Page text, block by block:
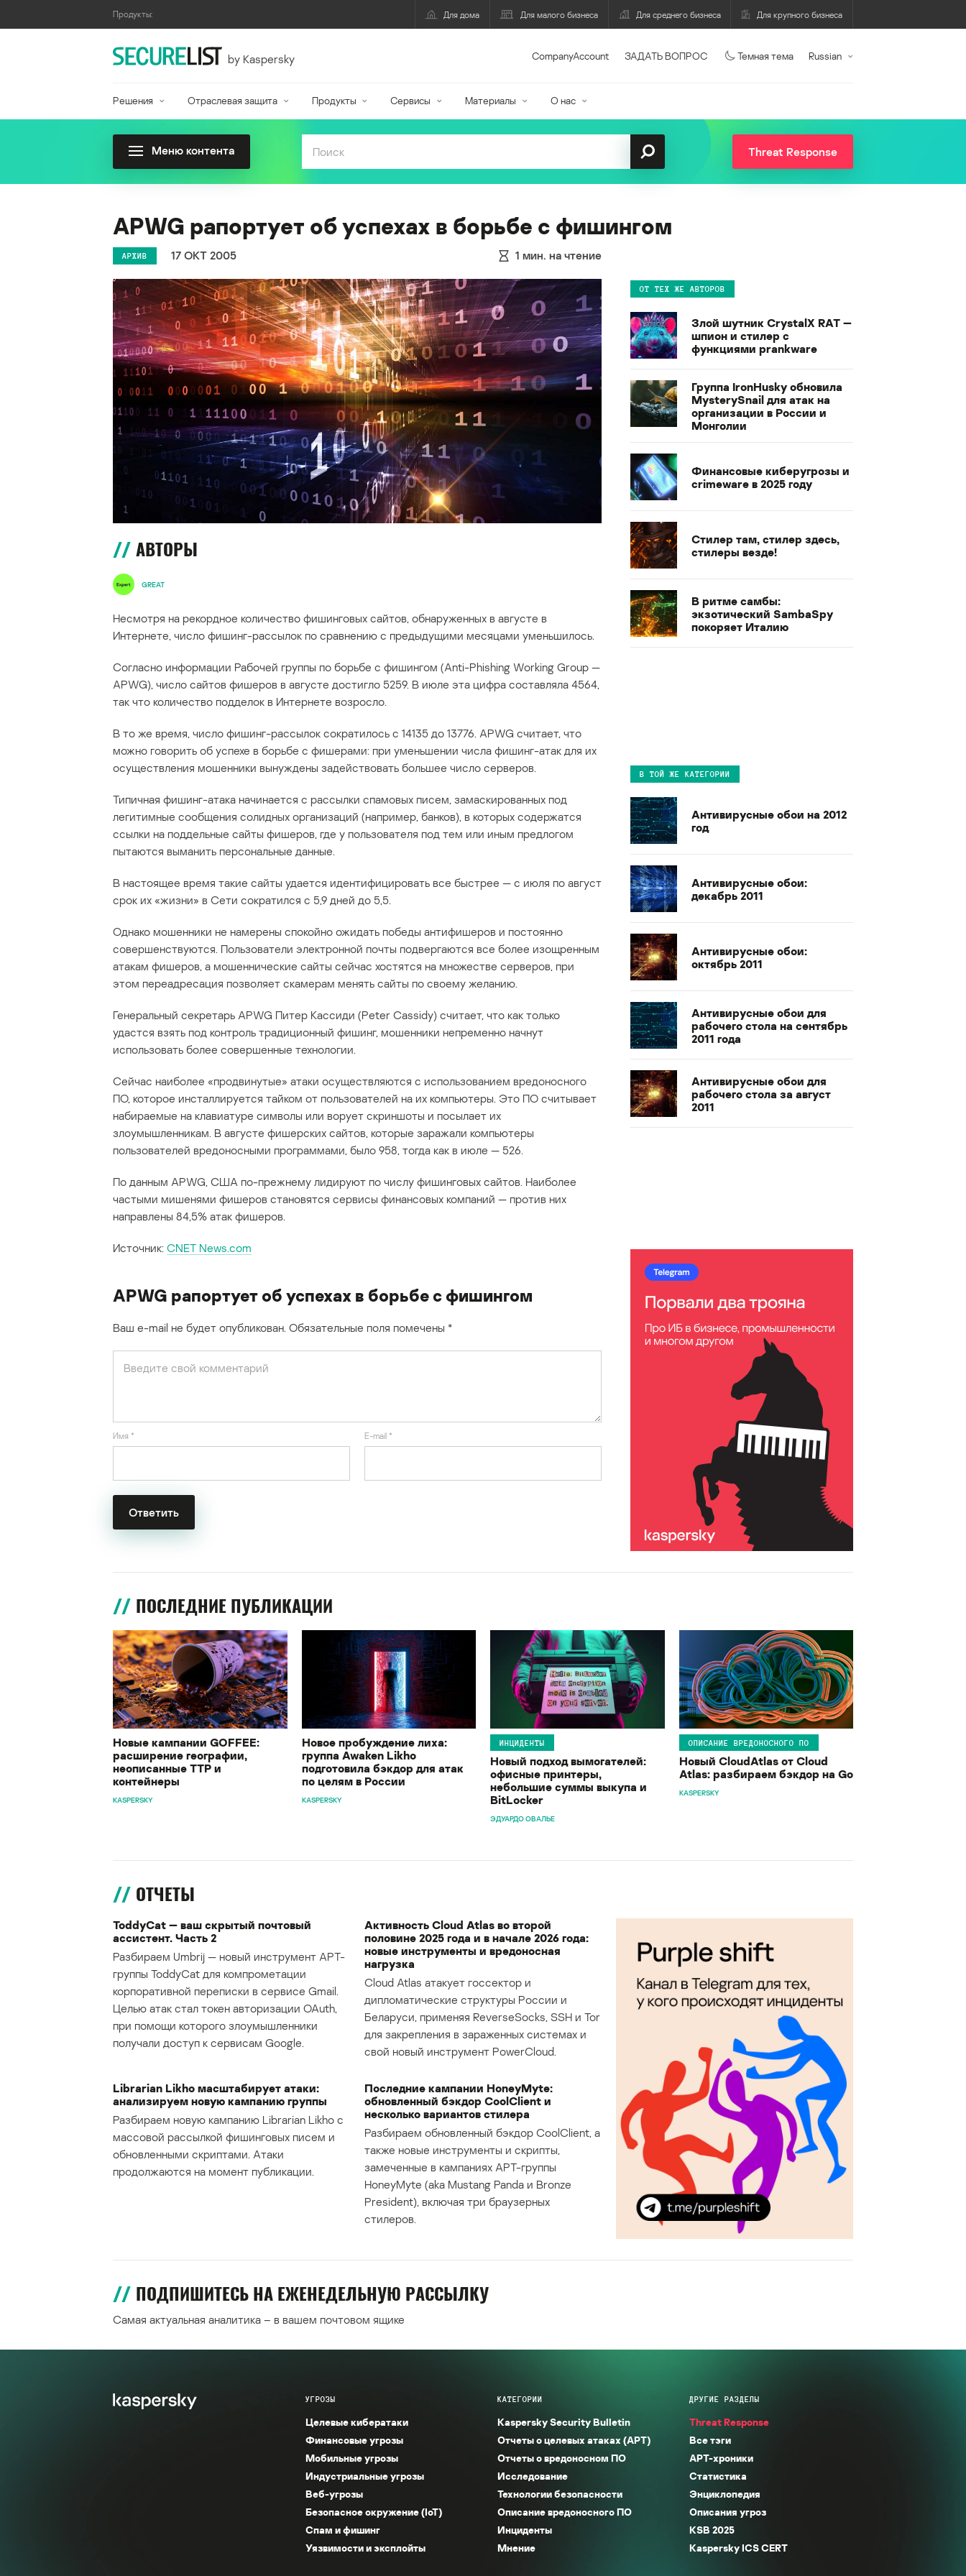
Продукты: Для дома Для малого бизнеса Для среднего бизнеса Для крупного бизнеса
by Kaspersky CompanyAccount ЗАДАТЬ ВОПРОС Темная тема Russian
Решения Отраслевая защита Продукты Сервисы Материалы О нас
Меню контента Threat Response
APWG рапортует об успехах в борьбе с фишингом
АРХИВ 17 ОКТ 2005 1 мин. на чтение
АВТОРЫ
GREAT
Несмотря на рекордное количество фишинговых сайтов, обнаруженных в августе в
Интернете, число фишинг-рассылок по сравнению с предыдущими месяцами уменьшилось.
Согласно информации Рабочей группы по борьбе с фишингом (Anti-Phishing Working Group —
APWG), число сайтов фишеров в августе достигло 5259. В июле эта цифра составляла 4564,
так что количество подделок в Интернете возросло.
В то же время, число фишинг-рассылок сократилось с 14135 до 13776. APWG считает, что
можно говорить об успехе в борьбе с фишерами: при уменьшении числа фишинг-атак для их
осуществления мошенники вынуждены задействовать большее число серверов.
Типичная фишинг-атака начинается с рассылки спамовых писем, замаскированных под
легитимные сообщения солидных организаций (например, банков), в которых содержатся
ссылки на поддельные сайты фишеров, где у пользователя под тем или иным предлогом
пытаются выманить персональные данные.
В настоящее время такие сайты удается идентифицировать все быстрее — с июля по август
срок их «жизни» в Сети сократился с 5,9 дней до 5,5.
Однако мошенники не намерены спокойно ожидать победы антифишеров и постоянно
совершенствуются. Пользователи электронной почты подвергаются все более изощренным
атакам фишеров, а мошеннические сайты сейчас хостятся на множестве серверов, при
этом переадресация позволяет скамерам менять сайты по своему желанию.
Генеральный секретарь APWG Питер Кассиди (Peter Cassidy) считает, что как только
удастся взять под контроль традиционный фишинг, мошенники непременно начнут
использовать более совершенные технологии.
Сейчас наиболее «продвинутые» атаки осуществляются с использованием вредоносного
ПО, которое инсталлируется тайком от пользователей на их компьютеры. Это ПО считывает
набираемые на клавиатуре символы или ворует скриншоты и посылает их
злоумышленникам. В августе фишерских сайтов, которые заражали компьютеры
пользователей вредоносными программами, было 958, тогда как в июле — 526.
По данным APWG, США по-прежнему лидируют по числу фишинговых сайтов. Наиболее
частыми мишенями фишеров становятся сервисы финансовых компаний — против них
направлены 84,5% атак фишеров.
Источник: CNET News.com
APWG рапортует об успехах в борьбе с фишингом
Ваш e-mail не будет опубликован. Обязательные поля помечены *
Имя * E-mail *
ОТ ТЕХ ЖЕ АВТОРОВ
Злой шутник CrystalX RAT —
шпион и стилер с
функциями prankware
Группа IronHusky обновила
MysterySnail для атак на
организации в России и
Монголии
Финансовые киберугрозы и
crimeware в 2025 году
Стилер там, стилер здесь,
стилеры везде!
В ритме самбы:
экзотический SambaSpy
покоряет Италию
В ТОЙ ЖЕ КАТЕГОРИИ
Антивирусные обои на 2012
год
Антивирусные обои:
декабрь 2011
Антивирусные обои:
октябрь 2011
Антивирусные обои для
рабочего стола на сентябрь
2011 года
Антивирусные обои для
рабочего стола за август
2011
ПОСЛЕДНИЕ ПУБЛИКАЦИИ
Новые кампании GOFFEE:
расширение географии,
неописанные TTP и
контейнеры
KASPERSKY
Новое пробуждение лиха:
группа Awaken Likho
подготовила бэкдор для атак
по целям в России
KASPERSKY
ИНЦИДЕНТЫ
Новый подход вымогателей:
офисные принтеры,
небольшие суммы выкупа и
BitLocker
ЭДУАРДО ОВАЛЬЕ
ОПИСАНИЕ ВРЕДОНОСНОГО ПО
Новый CloudAtlas от Cloud
Atlas: разбираем бэкдор на Go
KASPERSKY
ОТЧЕТЫ
ToddyCat — ваш скрытый почтовый
ассистент. Часть 2
Разбираем Umbrij — новый инструмент APT-
группы ToddyCat для компрометации
корпоративной переписки в сервисе Gmail.
Целью атак стал токен авторизации OAuth,
при помощи которого злоумышленники
получали доступ к сервисам Google.
Активность Cloud Atlas во второй
половине 2025 года и в начале 2026 года:
новые инструменты и вредоносная
нагрузка
Cloud Atlas атакует госсектор и
дипломатические структуры России и
Беларуси, применяя ReverseSocks, SSH и Tor
для закрепления в зараженных системах и
свой новый инструмент PowerCloud.
Librarian Likho масштабирует атаки:
анализируем новую кампанию группы
Разбираем новую кампанию Librarian Likho с
массовой рассылкой фишинговых писем и
обновленными скриптами. Атаки
продолжаются на момент публикации.
Последние кампании HoneyMyte:
обновленный бэкдор CoolClient и
несколько вариантов стилера
Разбираем обновленный бэкдор CoolClient, а
также новые инструменты и скрипты,
замеченные в кампаниях APT-группы
HoneyMyte (aka Mustang Panda и Bronze
President), включая три браузерных
стилеров.
ПОДПИШИТЕСЬ НА ЕЖЕНЕДЕЛЬНУЮ РАССЫЛКУ
Самая актуальная аналитика – в вашем почтовом ящике
УГРОЗЫ
Целевые кибератаки
Финансовые угрозы
Мобильные угрозы
Индустриальные угрозы
Веб-угрозы
Безопасное окружение (IoT)
Спам и фишинг
Уязвимости и эксплойты
КАТЕГОРИИ
Kaspersky Security Bulletin
Отчеты о целевых атаках (APT)
Отчеты о вредоносном ПО
Исследование
Технологии безопасности
Описание вредоносного ПО
Инциденты
Мнение
ДРУГИЕ РАЗДЕЛЫ
Threat Response
Все тэги
APT-хроники
Статистика
Энциклопедия
Описания угроз
KSB 2025
Kaspersky ICS CERT